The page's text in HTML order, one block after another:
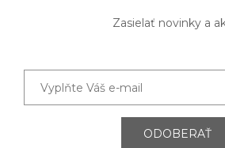
Zasielať novinky a
ODOBERAŤ